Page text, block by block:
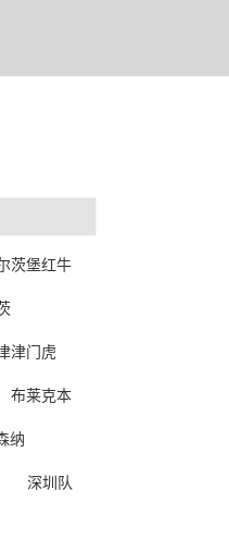
茨堡红牛
津门虎
布莱克本
纳
深圳队